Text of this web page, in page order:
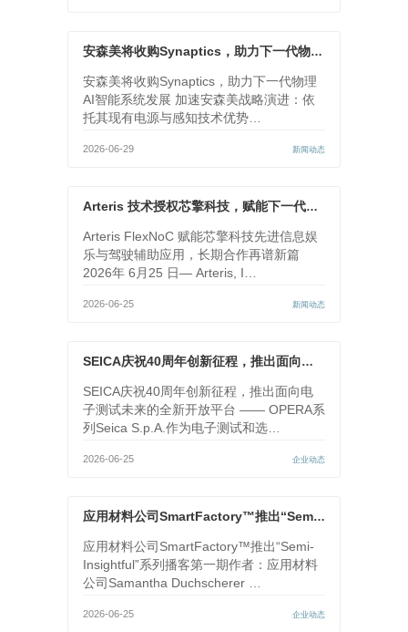
安森美将收购Synaptics，助力下一代物理AI智能系统发展
安森美将收购Synaptics，助力下一代物理
AI智能系统发展 加速安森美战略演进：依
托其现有电源与感知技术优势…
2026-06-29 新闻动态
Arteris 技术授权芯擎科技，赋能下一代汽车 SoC
Arteris FlexNoC 赋能芯擎科技先进信息娱
乐与驾驶辅助应用，长期合作再谱新篇
2026年 6月25 日— Arteris, I…
2026-06-25 新闻动态
SEICA庆祝40周年创新征程，推出面向电子测试未来的全新开放平台
SEICA庆祝40周年创新征程，推出面向电
子测试未来的全新开放平台 —— OPERA系
列Seica S.p.A.作为电子测试和选…
2026-06-25 企业动态
应用材料公司SmartFactory™推出“Semi-Insightful”系列播客第一期
应用材料公司SmartFactory™推出“Semi-
Insightful”系列播客第一期作者：应用材料
公司Samantha Duchscherer …
2026-06-25 企业动态